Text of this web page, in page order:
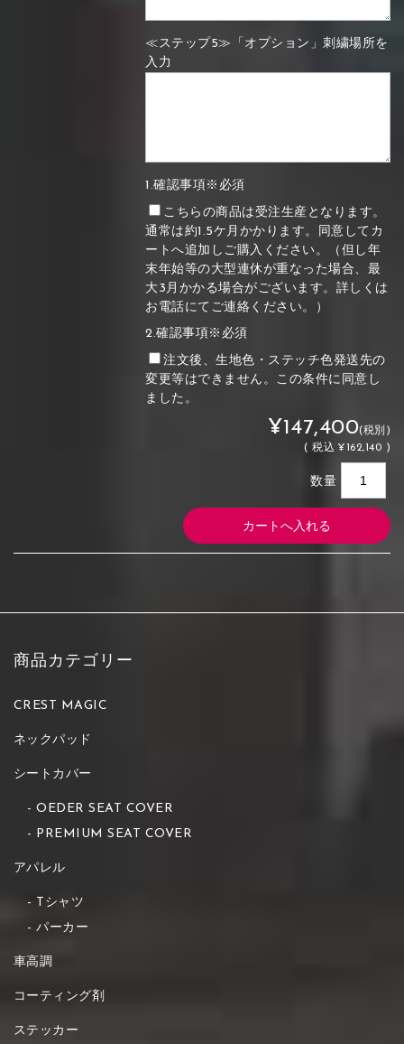
≪ステップ5≫「オプション」刺繍場所を
入力
1.確認事項※必須
こちらの商品は受注生産となります。
通常は約1.5ケ月かかります。同意してカ
ートへ追加しご購入ください。（但し年
末年始等の大型連休が重なった場合、最
大3月かかる場合がございます。詳しくは
お電話にてご連絡ください。）
2.確認事項※必須
注文後、生地色・ステッチ色発送先の
変更等はできません。この条件に同意し
ました。
¥147,400(税別)
(税込 ¥162,140 )
数量
商品カテゴリー
CREST MAGIC
ネックパッド
シートカバー
OEDER SEAT COVER
PREMIUM SEAT COVER
アパレル
Tシャツ
パーカー
車高調
コーティング剤
ステッカー